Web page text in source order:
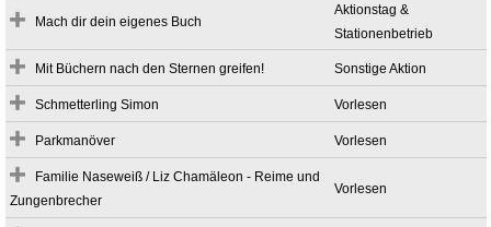
Mach dir dein eigenes Buch
Aktionstag &
Stationenbetrieb
Mit Büchern nach den Sternen greifen! Sonstige Aktion
Schmetterling Simon Vorlesen
Parkmanöver Vorlesen
Familie Naseweiß / Liz Chamäleon - Reime und
Zungenbrecher
Vorlesen